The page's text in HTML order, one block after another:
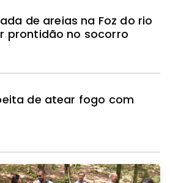
de areias na Foz do rio
prontidão no socorro
de atear fogo com